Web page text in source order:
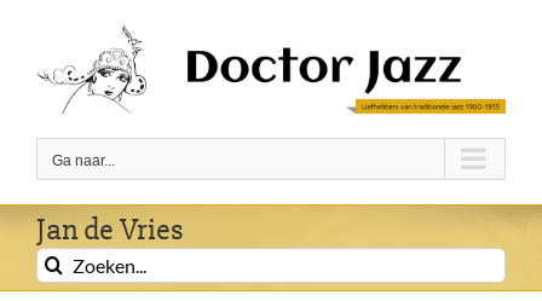
inhoud
Ga naar...
Jan de Vries
Zoeken
naar: